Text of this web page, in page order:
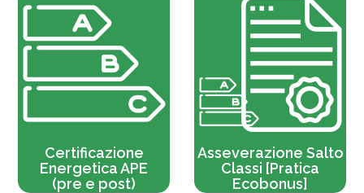
Certificazione
Energetica APE
(pre e post)
Asseverazione Salto
Classi [Pratica
Ecobonus]